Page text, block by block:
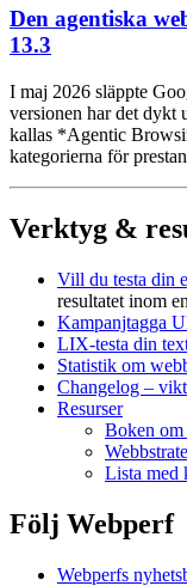
Den agentiska
13.3
I maj 2026 släppte
versionen har det dykt
kallas *Agentic
kategorierna för
Verktyg &
Vill du testa din
resultatet inom
Kampanjtagga
LIX-testa din
Statistik om
Changelog –
Resurser
Boken om
Lista med
Följ Webperf
Webperfs